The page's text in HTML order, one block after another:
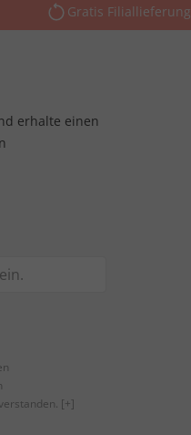
Gratis Filiallieferung
erhalte einen
[+]